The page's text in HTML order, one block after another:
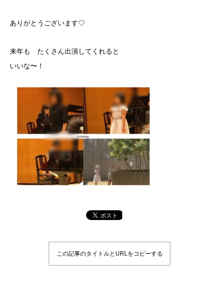
ありがとうございます♡
来年も たくさん出演してくれると
いいな〜！
この記事のタイトルとURLをコピーする